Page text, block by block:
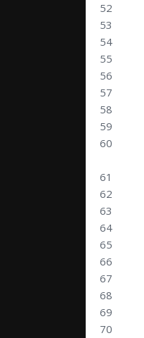
52
53
54
55
56
57
58
59
60
61
62
63
64
65
66
67
68
69
70